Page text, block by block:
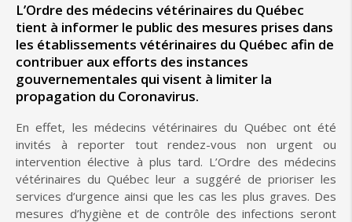
L’Ordre des médecins vétérinaires du Québec
tient à informer le public des mesures prises dans
les établissements vétérinaires du Québec afin de
contribuer aux efforts des instances
gouvernementales qui visent à limiter la
propagation du Coronavirus.
En effet, les médecins vétérinaires du Québec ont été
invités à reporter tout rendez-vous non urgent ou
intervention élective à plus tard. L’Ordre des médecins
vétérinaires du Québec leur a suggéré de prioriser les
services d’urgence ainsi que les cas les plus graves. Des
mesures d’hygiène et de contrôle des infections seront